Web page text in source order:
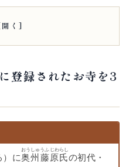
登録されたお寺を3
）に奥州藤原氏
おうしゅうふじわらし
の初代・